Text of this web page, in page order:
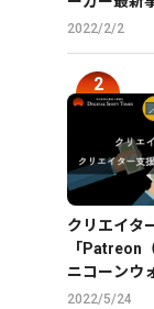
企業最前線】
2022/2/2
クリエイタ
「Patreon
ニコーンウ
2022/5/24